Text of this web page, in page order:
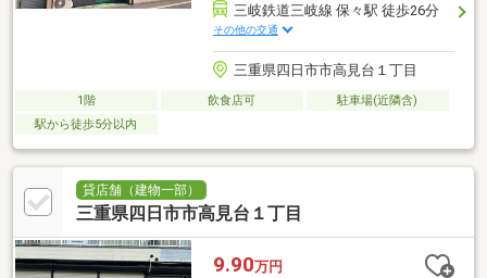
三岐鉄道三岐線 保々駅 徒歩26分
その他の交通
三重県四日市市高見台１丁目
1階 飲食店可
駐車場(近隣含)
駅から徒歩5分以内
貸店舗（建物一部）
三重県四日市市高見台１丁目
9.90万円